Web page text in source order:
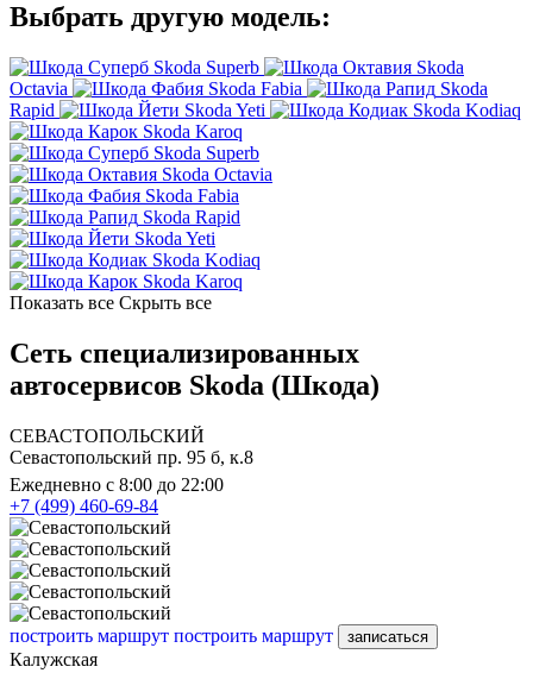
Выбрать другую модель:
Skoda Superb
Skoda
Octavia
Skoda Fabia
Skoda
Rapid
Skoda Yeti
Skoda Kodiaq
Skoda Karoq
Skoda Superb
Skoda Octavia
Skoda Fabia
Skoda Rapid
Skoda Yeti
Skoda Kodiaq
Skoda Karoq
Показать все Скрыть все
Сеть специализированных
автосервисов Skoda (Шкода)
СЕВАСТОПОЛЬСКИЙ
Севастопольский пр. 95 б, к.8
Ежедневно с 8:00 до 22:00
+7 (499) 460-69-84
построить маршрут построить маршрут записаться
Калужская